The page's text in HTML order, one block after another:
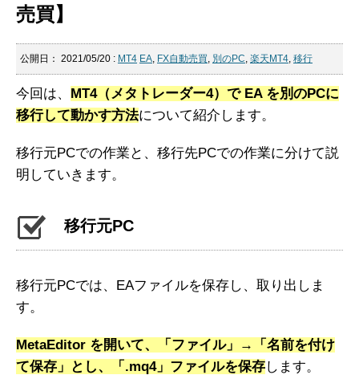
売買】
公開日： 2021/05/20 : MT4 EA, FX自動売買, 別のPC, 楽天MT4, 移行
今回は、 MT4（メタトレーダー4）で EA を別のPCに
移行して動かす方法について紹介します。
移行元PCでの作業と、移行先PCでの作業に分けて説
明していきます。
移行元PC
移行元PCでは、EAファイルを保存し、取り出しま
す。
MetaEditor を開いて、「ファイル」→「名前を付け
て保存」とし、「.mq4」ファイルを保存します。